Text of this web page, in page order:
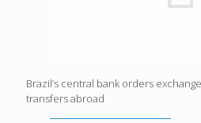
Brazil’s central bank orders
transfers abroad